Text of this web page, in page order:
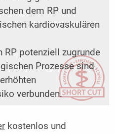
dem RP und
kardiovaskulären
RP potenziell zugrunde
Prozesse sind
verbunden.
kostenlos und